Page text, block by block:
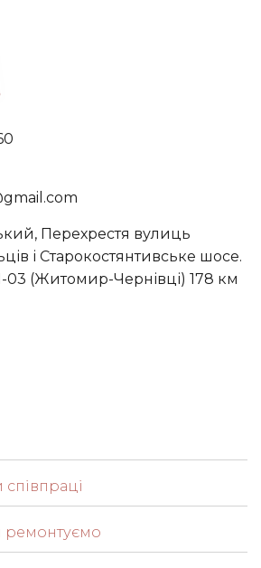
Перехрестя вулиць
і Старокостянтивське шосе.
03 (Житомир-Чернівці) 178 км
співпраці
ремонтуємо